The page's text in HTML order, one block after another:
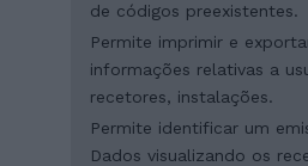
de códigos preexistentes.
Permite imprimir e
informações relativas a
recetores, instalações.
Permite identificar um
Dados visualizando os